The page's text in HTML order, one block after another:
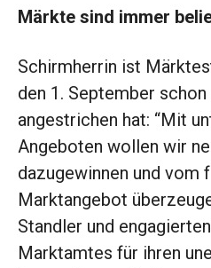
Märkte sind immer
Schirmherrin ist
den 1. September
angestrichen hat: “Mit
Angeboten wollen wir
dazugewinnen und vom
Marktangebot
Standler und
Marktamtes für ihren